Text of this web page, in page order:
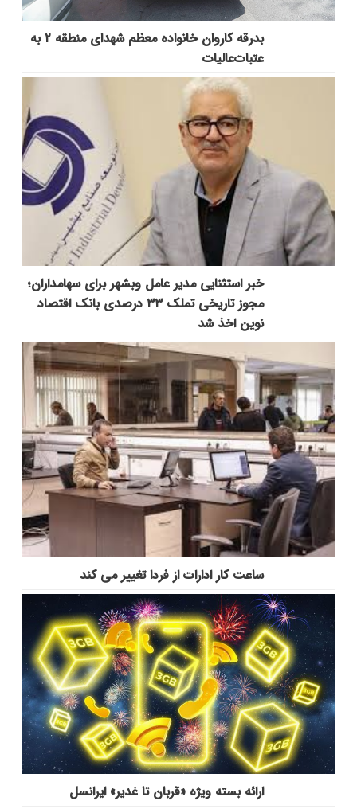
بدرقه کاروان خانواده معظم شهدای منطقه ۲ به
عتبات‌عالیات
خبر استثنایی مدیر عامل وبشهر برای سهامداران؛
مجوز تاریخی تملک ۳۳ درصدی بانک اقتصاد
نوین اخذ شد
ساعت کار ادارات از فردا تغییر می کند
ارائه بسته ویژه «قربان تا غدیر» ایرانسل